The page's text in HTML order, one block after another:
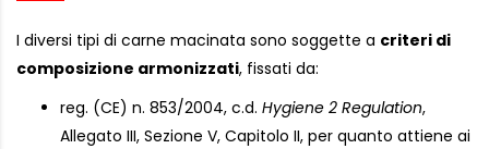
I diversi tipi di carne macinata sono soggette a criteri di
composizione armonizzati, fissati da:
reg. (CE) n. 853/2004, c.d. Hygiene 2 Regulation,
Allegato III, Sezione V, Capitolo II, per quanto attiene ai